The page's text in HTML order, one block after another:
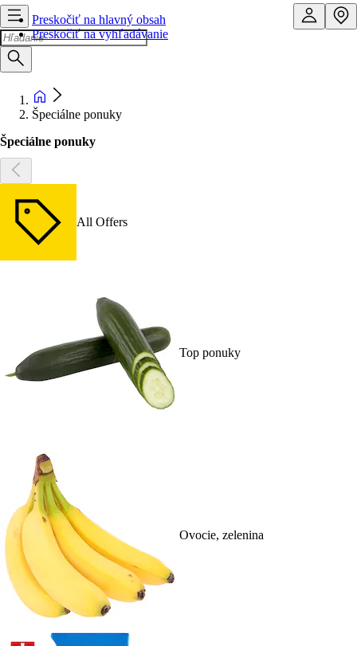
Preskočiť na hlavný obsah
Preskočiť na vyhľadávanie
Špeciálne ponuky
Špeciálne ponuky
All Offers
Top ponuky
Ovocie, zelenina